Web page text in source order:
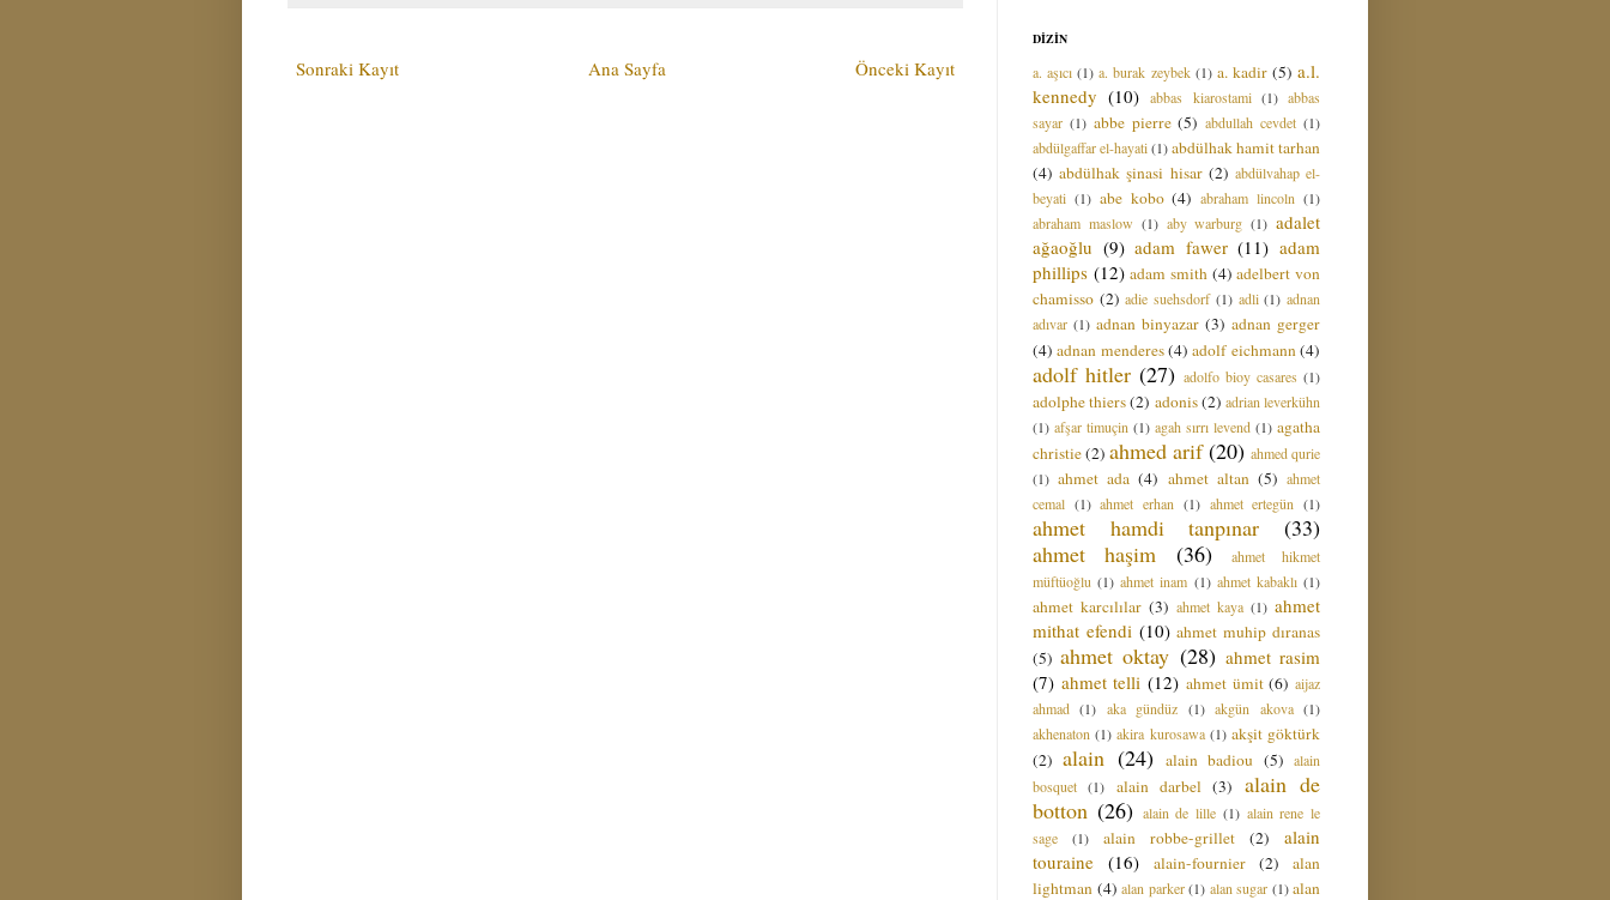
Sonraki Kayıt Önceki Kayıt
Ana Sayfa
DİZİN
a. aşıcı (1) a. burak zeybek (1) a. kadir (5) a.l.
kennedy (10) abbas kiarostami (1) abbas
sayar (1) abbe pierre (5) abdullah cevdet (1)
abdülgaffar el-hayati(1)abdülhak hamit tarhan
(4) abdülhak şinasi hisar (2) abdülvahap el-
beyati (1) abe kobo (4) abraham lincoln (1)
abraham maslow (1) aby warburg (1) adalet
ağaoğlu (9) adam fawer (11) adam
phillips (12) adam smith (4) adelbert von
chamisso (2) adie suehsdorf (1) adli (1) adnan
adıvar (1) adnan binyazar (3) adnan gerger
(4) adnan menderes(4) adolf eichmann (4)
adolf hitler (27) adolfo bioy casares (1)
adolphe thiers(2) adonis(2) adrian leverkühn
(1) afşar timuçin (1) agah sırrı levend (1) agatha
christie(2) ahmed arif (20) ahmed qurie
(1) ahmet ada (4) ahmet altan (5) ahmet
cemal (1) ahmet erhan (1) ahmet ertegün (1)
ahmet hamdi tanpınar
(33)
ahmet haşim
(36)
ahmet hikmet
müftüoğlu (1) ahmet inam (1) ahmet kabaklı (1)
ahmet karcılılar (3) ahmet kaya (1) ahmet
mithat efendi (10) ahmet muhip dıranas
(5) ahmet oktay (28) ahmet rasim
(7) ahmet telli (12) ahmet ümit (6) aijaz
ahmad (1) aka gündüz (1) akgün akova (1)
akhenaton (1) akira kurosawa (1) akşit göktürk
(2) alain (24) alain badiou (5) alain
bosquet (1) alain darbel (3)
alain de
botton (26) alain de lille (1) alain rene le
sage
(1) alain robbe-grillet (2)
alain
touraine (16) alain-fournier (2)
alan
lightman (4) alan parker (1) alan sugar (1) alan